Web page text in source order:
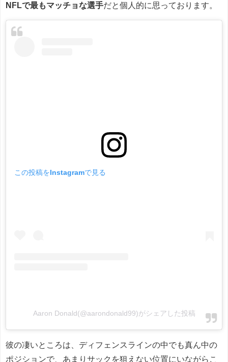
NFLで最もマッチョな選手だと個人的に思っております。
この投稿をInstagramで見る
Aaron Donald(@aarondonald99)がシェアした投稿
彼の凄いところは、ディフェンスラインの中でも真ん中の
ポジションで、あまりサックを狙えない位置にいながらこ